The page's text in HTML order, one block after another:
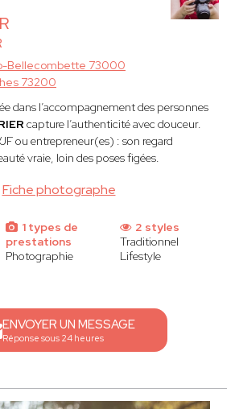
Fiche photographe
Bellecombette 73000
73200
dans l’accompagnement des personnes
capture l’authenticité avec douceur.
ou entrepreneur(es) : son regard
vraie, loin des poses figées.
1 types de
prestations
Photographie
2 styles
Traditionnel
Lifestyle
ENVOYER UN MESSAGE
Réponse sous 24 heures